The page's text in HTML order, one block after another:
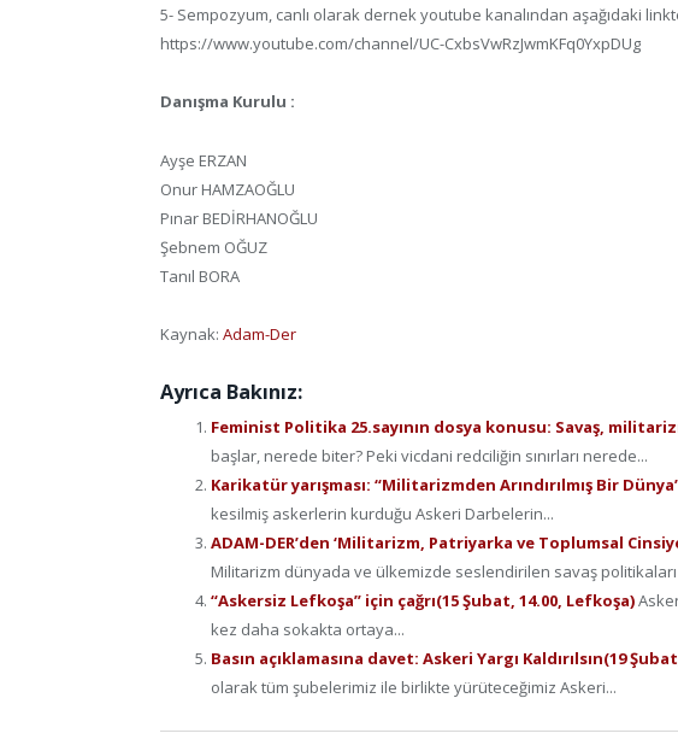
5- Sempozyum, canlı olarak dernek youtube kanalından aşağıdaki
https://www.youtube.com/channel/UC-CxbsVwRzJwmKFq0YxpDUg
Danışma Kurulu :
Ayşe ERZAN
Onur HAMZAOĞLU
Pınar BEDİRHANOĞLU
Şebnem OĞUZ
Tanıl BORA
Kaynak: Adam-Der
Ayrıca Bakınız:
Feminist Politika 25.sayının dosya konusu: Savaş,
başlar, nerede biter? Peki vicdani redciliğin sınırları nerede...
Karikatür yarışması: “Militarizmden Arındırılmış Bir
kesilmiş askerlerin kurduğu Askeri Darbelerin...
ADAM-DER’den ‘Militarizm, Patriyarka ve Toplumsal
Militarizm dünyada ve ülkemizde seslendirilen savaş
“Askersiz Lefkoşa” için çağrı(15 Şubat, 14.00, Lefkoşa)
kez daha sokakta ortaya...
Basın açıklamasına davet: Askeri Yargı Kaldırılsın(19
olarak tüm şubelerimiz ile birlikte yürüteceğimiz Askeri...